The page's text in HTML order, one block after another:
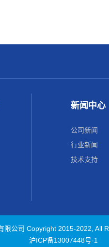
新闻中心
公司新闻
行业新闻
技术支持
限公司 Copyright 2015-2022, All
沪ICP备13007448号-1